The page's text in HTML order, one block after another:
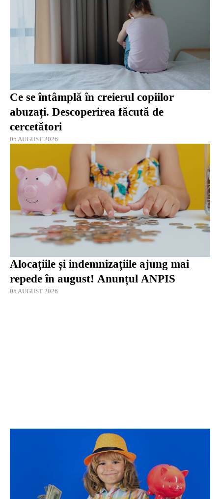
Ce se întâmplă în creierul copiilor
abuzați. Descoperirea făcută de
cercetători
05 AUGUST 2026
Alocațiile și indemnizațiile ajung mai
repede în august! Anunțul ANPIS
05 AUGUST 2026